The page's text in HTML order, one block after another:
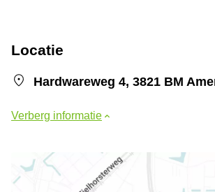
Locatie
Hardwareweg 4, 3821 BM
Verberg informatie